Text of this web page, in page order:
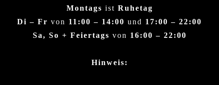
Montags ist Ruhetag
Di – Fr von 11:00 – 14:00 und 17:00 – 22:00
Sa, So + Feiertags von 16:00 – 22:00
Hinweis: